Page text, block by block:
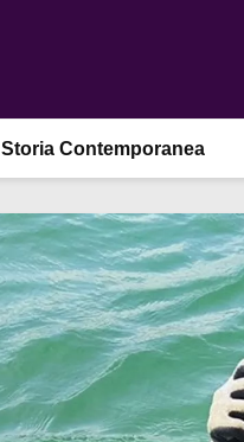
Storia Contemporanea